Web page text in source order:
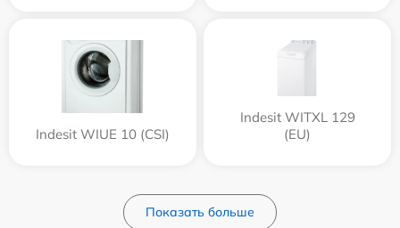
Indesit WIUE 10 (CSI)
Indesit WITXL 129
(EU)
Показать больше